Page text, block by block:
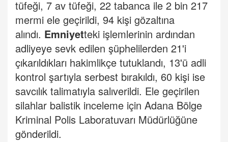
tüfeği, 7 av tüfeği, 22 tabanca ile 2 bin 217
mermi ele geçirildi, 94 kişi gözaltına
alındı. Emniyetteki işlemlerinin ardından
adliyeye sevk edilen şüphelilerden 21'i
çıkarıldıkları hakimlikçe tutuklandı, 13'ü adli
kontrol şartıyla serbest bırakıldı, 60 kişi ise
savcılık talimatıyla salıverildi. Ele geçirilen
silahlar balistik inceleme için Adana Bölge
Kriminal Polis Laboratuvarı Müdürlüğüne
gönderildi.